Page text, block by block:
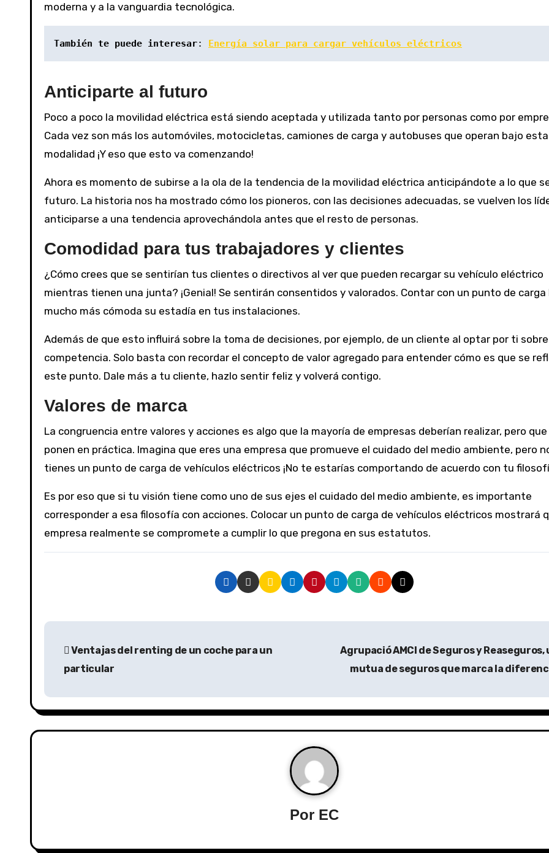
moderna y a la vanguardia tecnológica.
También te puede interesar: Energía solar para cargar vehículos eléctricos
Anticiparte al futuro
Poco a poco la movilidad eléctrica está siendo aceptada y utilizada tanto por personas como por
Cada vez son más los automóviles, motocicletas, camiones de carga y autobuses que operan bajo esta
modalidad ¡Y eso que esto va comenzando!
Ahora es momento de subirse a la ola de la tendencia de la movilidad eléctrica anticipándote a lo que
futuro. La historia nos ha mostrado cómo los pioneros, con las decisiones adecuadas, se vuelven los
anticiparse a una tendencia aprovechándola antes que el resto de personas.
Comodidad para tus trabajadores y clientes
¿Cómo crees que se sentirían tus clientes o directivos al ver que pueden recargar su vehículo eléctrico
mientras tienen una junta? ¡Genial! Se sentirán consentidos y valorados. Contar con un punto de carga
mucho más cómoda su estadía en tus instalaciones.
Además de que esto influirá sobre la toma de decisiones, por ejemplo, de un cliente al optar por ti
competencia. Solo basta con recordar el concepto de valor agregado para entender cómo es que se
este punto. Dale más a tu cliente, hazlo sentir feliz y volverá contigo.
Valores de marca
La congruencia entre valores y acciones es algo que la mayoría de empresas deberían realizar, pero
ponen en práctica. Imagina que eres una empresa que promueve el cuidado del medio ambiente, pero
tienes un punto de carga de vehículos eléctricos ¡No te estarías comportando de acuerdo con tu
Es por eso que si tu visión tiene como uno de sus ejes el cuidado del medio ambiente, es importante
corresponder a esa filosofía con acciones. Colocar un punto de carga de vehículos eléctricos mostrará
empresa realmente se compromete a cumplir lo que pregona en sus estatutos.
Ventajas del renting de un coche para un
particular
Agrupació AMCI de Seguros y Reaseguros,
mutua de seguros que marca la
Por EC